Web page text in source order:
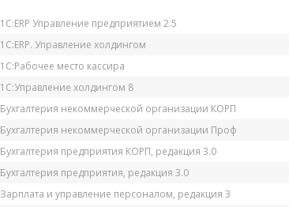
1С:ERP Управление предприятием 2.5
1С:ERP. Управление холдингом
1С:Рабочее место кассира
1С:Управление холдингом 8
Бухгалтерия некоммерческой организации КОРП
Бухгалтерия некоммерческой организации Проф
Бухгалтерия предприятия КОРП, редакция 3.0
Бухгалтерия предприятия, редакция 3.0
Зарплата и управление персоналом, редакция 3